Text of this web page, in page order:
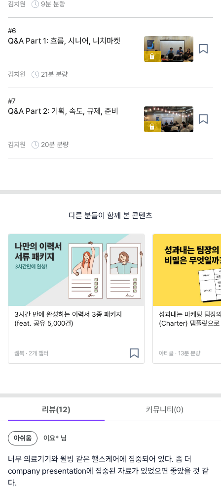
김치원 9분 분량
#6
Q&A Part 1: 흐름, 시니어, 니치마켓
김치원 21분 분량
#7
Q&A Part 2: 기획, 속도, 규제, 준비
김치원 20분 분량
다른 분들이 함께 본 콘텐츠
3시간 만에 완성하는 이력서 3종 패키지
(feat. 공유 5,000건)
웹북 · 2개 챕터
성과내는 마케팅 팀장
(Charter) 템플릿으로
아티클 · 13분 분량
리뷰(12) 커뮤니티(0)
아쉬움 이요* 님
너무 의료기기와 윌빙 같은 핼스케어에 집중되어 있다. 좀 더
company presentation에 집중된 자료가 있었으면 좋았을 것 같
다.